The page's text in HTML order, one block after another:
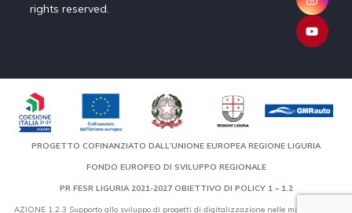
rights reserved.
PROGETTO COFINANZIATO DALL’UNIONE EUROPEA REGIONE LIGURIA
FONDO EUROPEO DI SVILUPPO REGIONALE
PR FESR LIGURIA 2021-2027 OBIETTIVO DI POLICY 1 – 1.2
AZIONE 1.2.3 Supporto allo sviluppo di progetti di digitalizzazione nelle micro, piccole